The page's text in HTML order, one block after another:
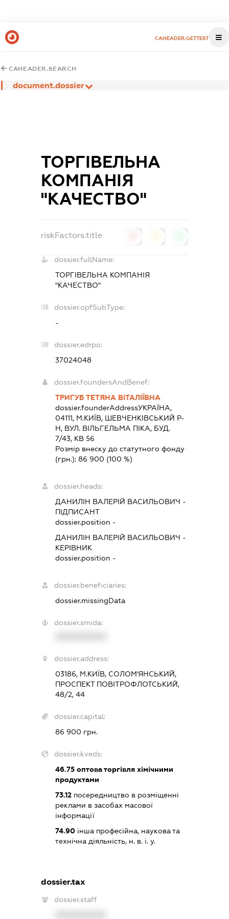
CAHEADER.GETTEST
CAHEADER.SEARCH
document.dossier
ТОРГІВЕЛЬНА
КОМПАНІЯ
"КАЧЕСТВО"
riskFactors.title
dossier.fullName:
ТОРГІВЕЛЬНА КОМПАНІЯ
"КАЧЕСТВО"
dossier.opfSubType:
-
dossier.edrpo:
37024048
dossier.foundersAndBenef:
ТРИГУБ ТЕТЯНА ВІТАЛІЇВНА
dossier.founderAddressУКРАЇНА,
04111, М.КИЇВ, ШЕВЧЕНКІВСЬКИЙ Р-
Н, ВУЛ. ВІЛЬГЕЛЬМА ПІКА, БУД.
7/43, КВ 56
Розмір внеску до статутного фонду
(грн.):86 900 (100 %)
dossier.heads:
ДАНИЛІН ВАЛЕРІЙ ВАСИЛЬОВИЧ -
ПІДПИСАНТ
dossier.position -
ДАНИЛІН ВАЛЕРІЙ ВАСИЛЬОВИЧ -
КЕРІВНИК
dossier.position -
dossier.beneficiaries:
dossier.missingData
dossier.smida:
dossier.address:
03186, М.КИЇВ, СОЛОМ'ЯНСЬКИЙ,
ПРОСПЕКТ ПОВІТРОФЛОТСЬКИЙ,
48/2, 44
dossier.capital:
86 900 грн.
dossier.kveds:
46.75 оптова торгівля хімічними
продуктами
73.12 посередництво в розміщенні
реклами в засобах масової
інформації
74.90 інша професійна, наукова та
технічна діяльність, н. в. і. у.
dossier.tax
dossier.staff